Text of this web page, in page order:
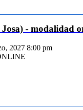
- modalidad
2027 8:00 pm